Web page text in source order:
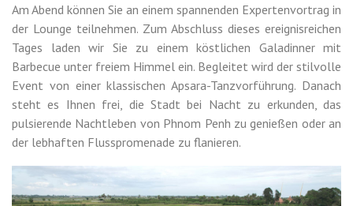
Am Abend können Sie an einem spannenden Expertenvortrag in
der Lounge teilnehmen. Zum Abschluss dieses ereignisreichen
Tages laden wir Sie zu einem köstlichen Galadinner mit
Barbecue unter freiem Himmel ein. Begleitet wird der stilvolle
Event von einer klassischen Apsara-Tanzvorführung. Danach
steht es Ihnen frei, die Stadt bei Nacht zu erkunden, das
pulsierende Nachtleben von Phnom Penh zu genießen oder an
der lebhaften Flusspromenade zu flanieren.